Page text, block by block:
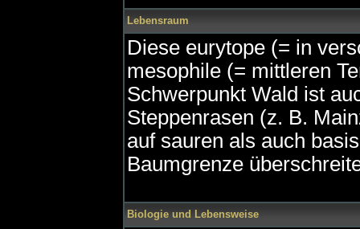
Lebensraum
Diese eurytope (= in
mesophile (= mittleren
Schwerpunkt Wald ist
Steppenrasen (z. B.
auf sauren als auch
Baumgrenze
Biologie und Lebensweise